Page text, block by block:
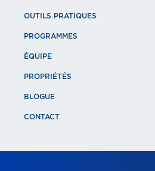
OUTILS PRATIQUES
PROGRAMMES
ÉQUIPE
PROPRIÉTÉS
BLOGUE
CONTACT